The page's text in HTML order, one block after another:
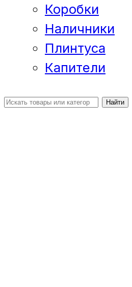
Коробки
Наличники
Плинтуса
Капители
Найти